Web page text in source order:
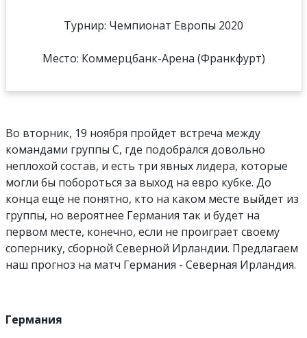
Турнир: Чемпионат Европы 2020
Место: Коммерцбанк-Арена (Франкфурт)
Во вторник, 19 ноября пройдет встреча между
командами группы С, где подобрался довольно
неплохой состав, и есть три явных лидера, которые
могли бы побороться за выход на евро кубке. До
конца ещё не понятно, кто на каком месте выйдет из
группы, но вероятнее Германия так и будет на
первом месте, конечно, если не проиграет своему
сопернику, сборной Северной Ирландии. Предлагаем
наш прогноз на матч Германия - Северная Ирландия.
Германия